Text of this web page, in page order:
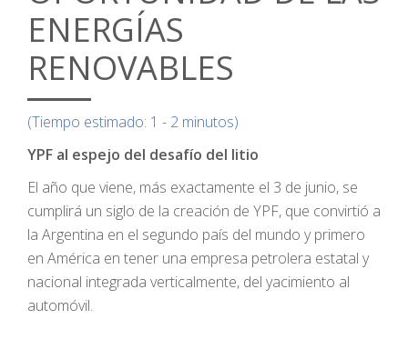
ENERGÍAS
RENOVABLES
(Tiempo estimado: 1 - 2 minutos)
YPF al espejo del desafío del litio
El año que viene, más exactamente el 3 de junio, se
cumplirá un siglo de la creación de YPF, que convirtió a
la Argentina en el segundo país del mundo y primero
en América en tener una empresa petrolera estatal y
nacional integrada verticalmente, del yacimiento al
automóvil.